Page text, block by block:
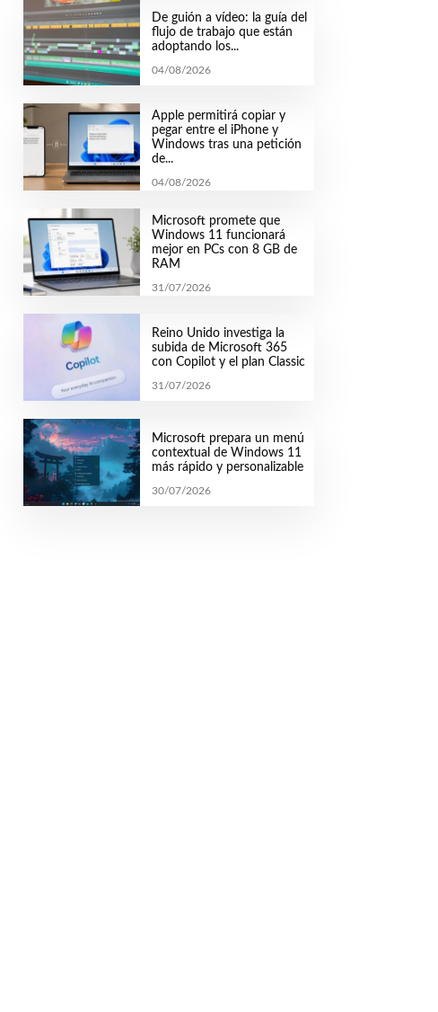
De guión a vídeo: la guía del
flujo de trabajo que están
adoptando los...
04/08/2026
Apple permitirá copiar y
pegar entre el iPhone y
Windows tras una petición
de...
04/08/2026
Microsoft promete que
Windows 11 funcionará
mejor en PCs con 8 GB de
RAM
31/07/2026
Reino Unido investiga la
subida de Microsoft 365
con Copilot y el plan Classic
31/07/2026
Microsoft prepara un menú
contextual de Windows 11
más rápido y personalizable
30/07/2026